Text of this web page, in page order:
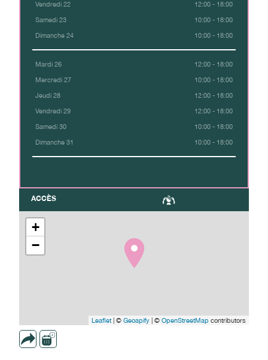
Vendredi 22 12:00 - 18:00
Samedi 23 10:00 - 18:00
Dimanche 24 10:00 - 18:00
Mardi 26 12:00 - 18:00
Mercredi 27 10:00 - 18:00
Jeudi 28 12:00 - 18:00
Vendredi 29 12:00 - 18:00
Samedi 30 10:00 - 18:00
Dimanche 31 10:00 - 18:00
ACCÈS
+
−
Leaflet| © Geoapify | © OpenStreetMap contributors